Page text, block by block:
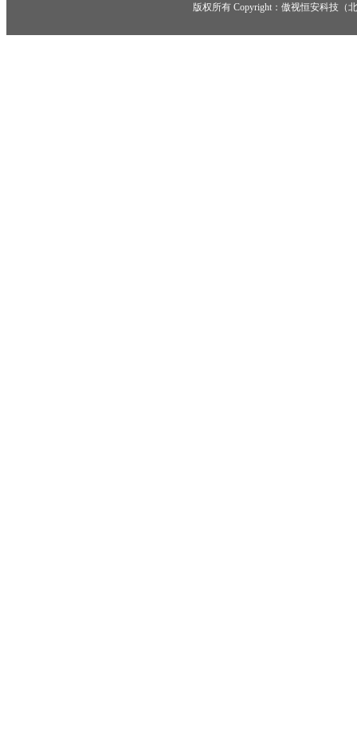
版权所有 Copyright：傲视恒安科技（